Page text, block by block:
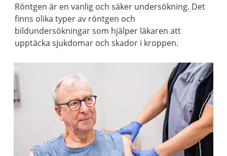
Röntgen är en vanlig och säker undersökning. Det
finns olika typer av röntgen och
bildundersökningar som hjälper läkaren att
upptäcka sjukdomar och skador i kroppen.